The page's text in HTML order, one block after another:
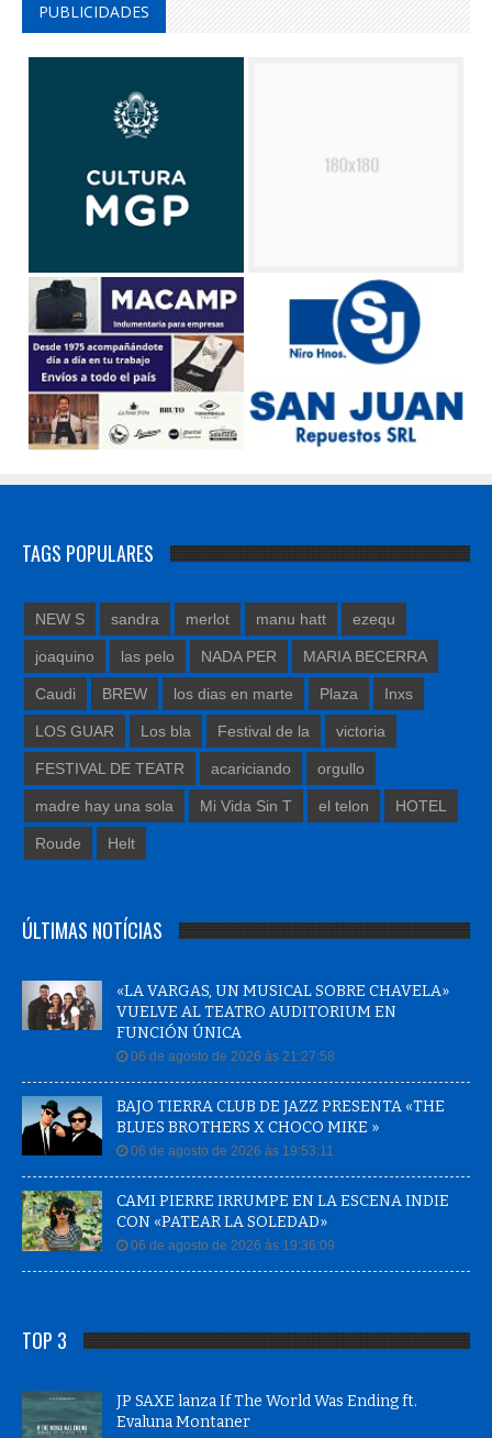
PUBLICIDADES
TAGS POPULARES
NEW S sandra merlot manu hatt ezequ
joaquino las pelo NADA PER MARIA BECERRA
Caudi BREW los dias en marte Plaza Inxs
LOS GUAR Los bla Festival de la victoria
FESTIVAL DE TEATR acariciando orgullo
madre hay una sola Mi Vida Sin T el telon HOTEL
Roude Helt
ÚLTIMAS NOTÍCIAS
«LA VARGAS, UN MUSICAL SOBRE CHAVELA»
VUELVE AL TEATRO AUDITORIUM EN
FUNCIÓN ÚNICA
06 de agosto de 2026 às 21:27:58
BAJO TIERRA CLUB DE JAZZ PRESENTA «THE
BLUES BROTHERS X CHOCO MIKE »
06 de agosto de 2026 às 19:53:11
CAMI PIERRE IRRUMPE EN LA ESCENA INDIE
CON «PATEAR LA SOLEDAD»
06 de agosto de 2026 às 19:36:09
TOP 3
JP SAXE lanza If The World Was Ending ft.
Evaluna Montaner